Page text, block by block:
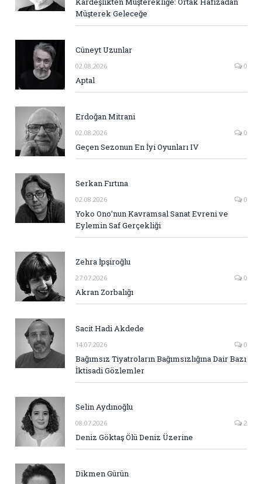
Müşterek Geleceğe
Cüneyt Uzunlar
02.08.2026 0
Aptal
Erdoğan Mitrani
02.08.2026 0
Geçen Sezonun En İyi Oyunları IV
Serkan Fırtına
02.08.2026 0
Yoko Ono’nun Kavramsal Sanat Evreni ve
Eylemin Saf Gerçekliği
Zehra İpşiroğlu
27.07.2026 0
Akran Zorbalığı
Sacit Hadi Akdede
14.07.2026 0
Bağımsız Tiyatroların Bağımsızlığına Dair Bazı
İktisadi Gözlemler
Selin Aydınoğlu
08.07.2026 2
Deniz Göktaş Ölü Deniz Üzerine
Dikmen Gürün